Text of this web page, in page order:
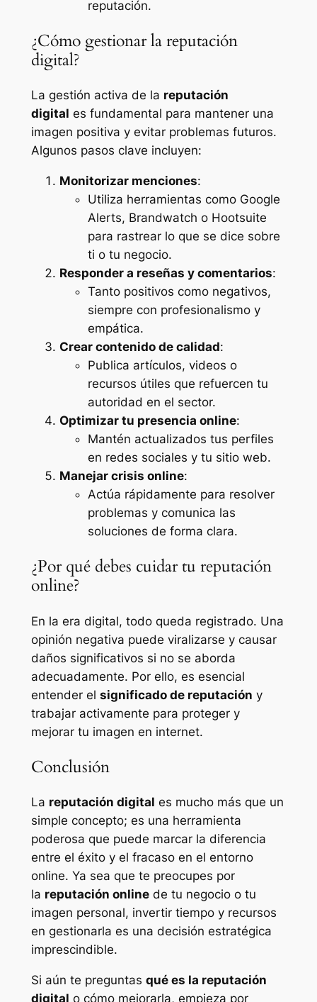
reputación.
¿Cómo gestionar la reputación
digital?
La gestión activa de la reputación
digital es fundamental para mantener una
imagen positiva y evitar problemas futuros.
Algunos pasos clave incluyen:
Monitorizar menciones:
Utiliza herramientas como Google
Alerts, Brandwatch o Hootsuite
para rastrear lo que se dice sobre
ti o tu negocio.
Responder a reseñas y comentarios:
Tanto positivos como negativos,
siempre con profesionalismo y
empática.
Crear contenido de calidad:
Publica artículos, videos o
recursos útiles que refuercen tu
autoridad en el sector.
Optimizar tu presencia online:
Mantén actualizados tus perfiles
en redes sociales y tu sitio web.
Manejar crisis online:
Actúa rápidamente para resolver
problemas y comunica las
soluciones de forma clara.
¿Por qué debes cuidar tu reputación
online?
En la era digital, todo queda registrado. Una
opinión negativa puede viralizarse y causar
daños significativos si no se aborda
adecuadamente. Por ello, es esencial
entender el significado de reputación y
trabajar activamente para proteger y
mejorar tu imagen en internet.
Conclusión
La reputación digital es mucho más que un
simple concepto; es una herramienta
poderosa que puede marcar la diferencia
entre el éxito y el fracaso en el entorno
online. Ya sea que te preocupes por
la reputación onlinede tu negocio o tu
imagen personal, invertir tiempo y recursos
en gestionarla es una decisión estratégica
imprescindible.
Si aún te preguntas qué es la reputación
digital o cómo mejorarla, empieza por